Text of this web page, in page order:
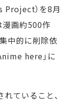
Project）を8月
漫画約500作
中的に削除依
here」に
ていること、